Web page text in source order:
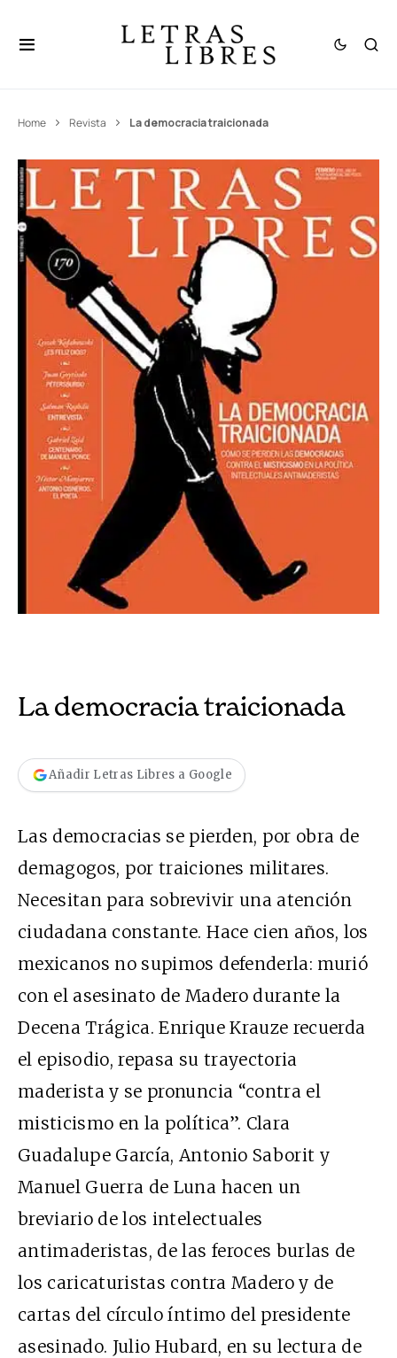
Home Revista La democracia traicionada
La democracia traicionada
Añadir Letras Libres a Google
Las democracias se pierden, por obra de
demagogos, por traiciones militares.
Necesitan para sobrevivir una atención
ciudadana constante. Hace cien años, los
mexicanos no supimos defenderla: murió
con el asesinato de Madero durante la
Decena Trágica. Enrique Krauze recuerda
el episodio, repasa su trayectoria
maderista y se pronuncia “contra el
misticismo en la política”. Clara
Guadalupe García, Antonio Saborit y
Manuel Guerra de Luna hacen un
breviario de los intelectuales
antimaderistas, de las feroces burlas de
los caricaturistas contra Madero y de
cartas del círculo íntimo del presidente
asesinado. Julio Hubard, en su lectura de